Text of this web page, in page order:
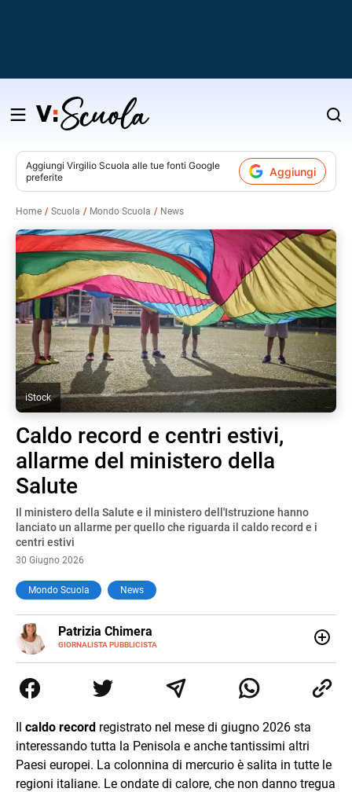
Salta
contenuto
Aggiungi Virgilio Scuola alle tue fonti Google
preferite
Aggiungi
Home Scuola Mondo Scuola News
iStock
Caldo record e centri estivi,
allarme del ministero della
Salute
Il ministero della Salute e il ministero dell'Istruzione hanno
lanciato un allarme per quello che riguarda il caldo record e i
centri estivi
30 Giugno 2026
Mondo Scuola News
Patrizia Chimera
GIORNALISTA PUBBLICISTA
E-
MAIL
LINKEDIN
collaborato con grandi gruppi editoriali e agenzie di
comunicazione specializzandosi nella scrittura di articoli
Il caldo record registrato nel mese di giugno 2026 sta
interessando tutta la Penisola e anche tantissimi altri
Paesi europei. La colonnina di mercurio è salita in tutte le
regioni italiane. Le ondate di calore, che non danno tregua